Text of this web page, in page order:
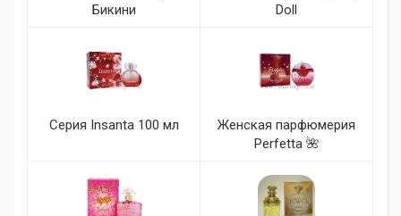
Бикини
Doll
Серия Insanta 100 мл
Женская парфюмерия
Perfetta 🌺